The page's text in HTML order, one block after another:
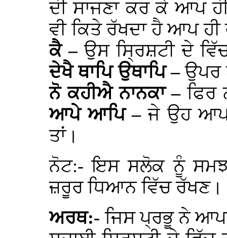
ਦੀ ਸਾਜਣਾ ਕਰ ਕੇ ਆਪ
ਵੀ ਕਿਤੇ ਰੱਖਦਾ ਹੈ ਆਪ
ਕੈ –ਉਸ ਸ੍ਰਿਸ਼ਟੀ ਦੇ
ਦੇਖੈ ਥਾਪਿ ਉਥਾਪਿ –ਉਪਰ
ਨੋ ਕਹੀਐ ਨਾਨਕਾ –ਫਿਰ
ਆਪੇ ਆਪਿ –ਜੇ ਉਹ ਆਪ
ਤਾਂ।
ਨੋਟ:- ਇਸ ਸਲੋਕ ਨੂੰ
ਜ਼ਰੂਰ ਧਿਆਨ ਵਿੱਚ ਰੱਖਣ।
ਅਰਥ:- ਜਿਸ ਪ੍ਰਭੂ ਨੇ